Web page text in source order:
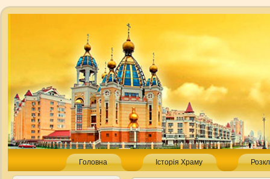
Головна Історія Храму